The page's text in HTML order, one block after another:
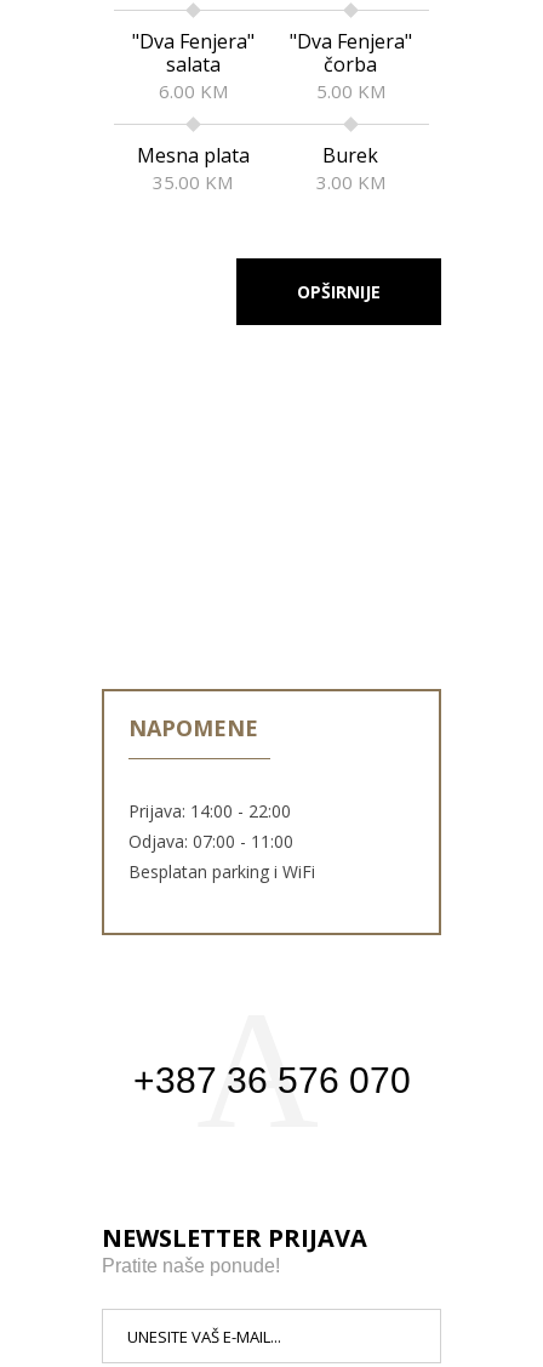
"Dva Fenjera"
salata
6.00 KM
"Dva Fenjera"
čorba
5.00 KM
Mesna plata
35.00 KM
Burek
3.00 KM
OPŠIRNIJE
NAPOMENE
Prijava: 14:00 - 22:00
Odjava: 07:00 - 11:00
Besplatan parking i WiFi
+387 36 576 070
NEWSLETTER PRIJAVA
Pratite naše ponude!